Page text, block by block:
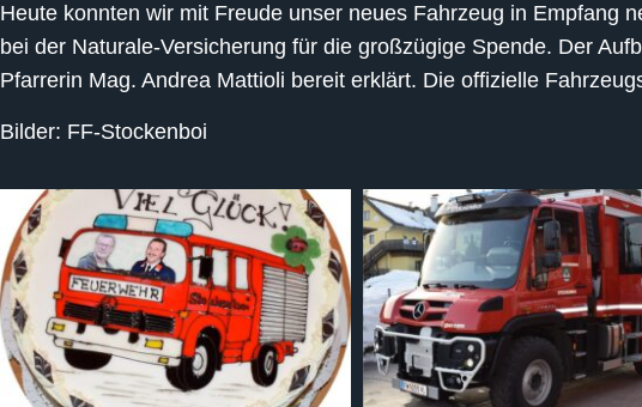
Heute konnten wir mit Freude unser neues Fahrzeug in Empfang
bei der Naturale-Versicherung für die großzügige Spende. Der
Pfarrerin Mag. Andrea Mattioli bereit erklärt. Die offizielle
Bilder: FF-Stockenboi